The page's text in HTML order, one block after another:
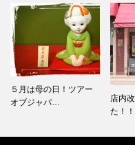
ー
店内改装いたしまし